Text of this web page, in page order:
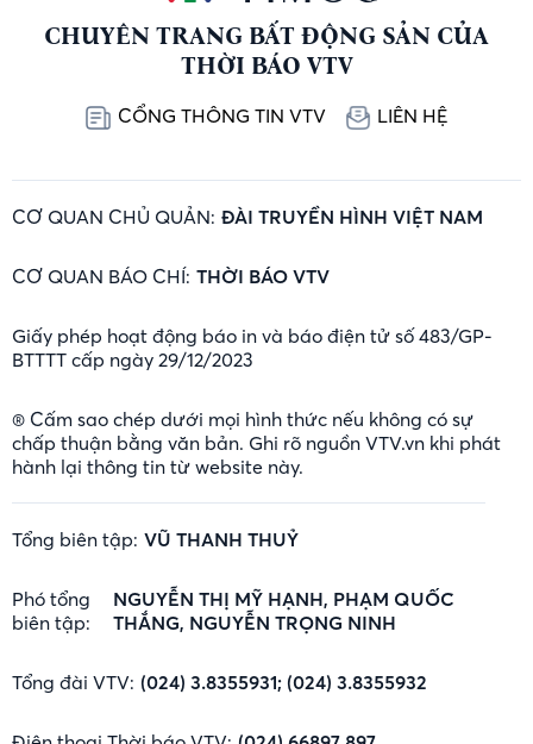
CHUYÊN TRANG BẤT ĐỘNG SẢN CỦA
THỜI BÁO VTV
CỔNG THÔNG TIN VTV LIÊN HỆ
CƠ QUAN CHỦ QUẢN: ĐÀI TRUYỀN HÌNH VIỆT NAM
CƠ QUAN BÁO CHÍ: THỜI BÁO VTV
Giấy phép hoạt động báo in và báo điện tử số 483/GP-
BTTTT cấp ngày 29/12/2023
® Cấm sao chép dưới mọi hình thức nếu không có sự
chấp thuận bằng văn bản. Ghi rõ nguồn VTV.vn khi phát
hành lại thông tin từ website này.
Tổng biên tập: VŨ THANH THUỶ
Phó tổng
biên tập:
NGUYỄN THỊ MỸ HẠNH, PHẠM QUỐC
THẮNG, NGUYỄN TRỌNG NINH
Tổng đài VTV: (024) 3.8355931; (024) 3.8355932